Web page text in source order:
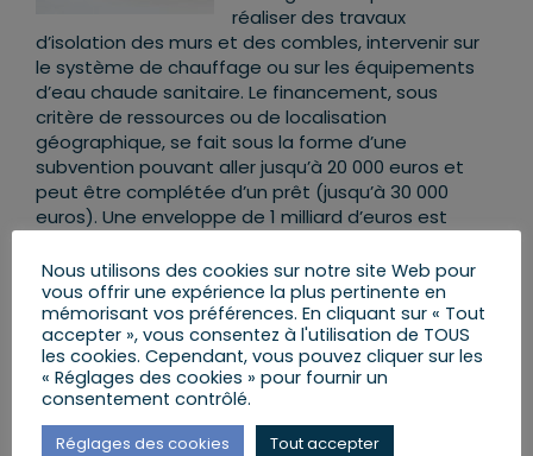
réaliser des travaux
d’isolation des murs et des combles, intervenir sur
le système de chauffage ou sur les équipements
d’eau chaude sanitaire. Le financement, sous
critère de ressources ou de localisation
géographique, se fait sous la forme d’une
subvention pouvant aller jusqu’à 20 000 euros et
peut être complétée d’un prêt (jusqu’à 30 000
euros). Une enveloppe de 1 milliard d’euros est
en partenariat avec l’État
Pour en savoir plus sur le Dispositif Denormandie :
une aide fiscale à la rénovation et à la location,
cliquezICI
Nous utilisons des cookies sur notre site Web pour
vous offrir une expérience la plus pertinente en
mémorisant vos préférences. En cliquant sur « Tout
accepter », vous consentez à l'utilisation de TOUS
les cookies. Cependant, vous pouvez cliquer sur les
« Réglages des cookies » pour fournir un
consentement contrôlé.
Réglages des cookies Tout accepter